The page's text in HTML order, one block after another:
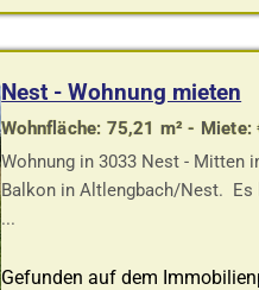
Nest - Wohnung mieten
Wohnfläche: 75,21 m² - Miete:
Wohnung in 3033 Nest - Mitten
Balkon in Altlengbach/Nest. Es
...
Gefunden auf dem